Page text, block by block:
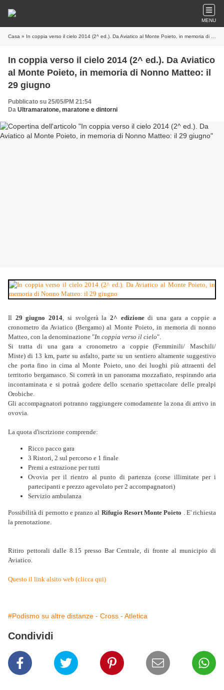
MENU
Casa » In coppia verso il cielo 2014 (2^ ed.). Da Aviatico al Monte Poieto, in memoria di Nonno Matteo: il 29 giugno
In coppia verso il cielo 2014 (2^ ed.). Da Aviatico
al Monte Poieto, in memoria di Nonno Matteo: il
29 giugno
Pubblicato su 25/05/PM 21:54
Da Ultramaratone, maratone e dintorni
Il 29 giugno 2014, si svolgerà la2^ edizionedi una gara a coppie a
cronometro da Aviatico (Bergamo) al Monte Poieto, in memoria di nonno
Matteo, con la denominazione "In coppia verso il cielo".
Si tratta di una gara a cronometro a coppie (Femminili/ Maschili/
Miste) di 13 km, parte su asfalto, parte su un sentiero altamente suggestivo
che porta fino in cima al Monte Poieto, uno dei luoghi più attraenti del
territorio bergamasco. Si correrà in un panorama mozzafiato, respirando aria
incontaminata e si potraà godere dello scenario spettacolare delle prealpi
Orobiche.
Gli accompagnatori potranno raggiungere comodamente la zona di arrivo in
ovovia.
La quota d'iscrizione comprende:
Ricco pacco gara
3 Ristori, 2 sul percorso e 1 finale
Premi a estrazione per tutti
Ovovia per il rientro al punto di partenza (corse illimitate per i
partecipanti e prezzo agevolato per 2 accompagnatori)
Servizio ambulanza
Possibilità di pernotto e pranzo al Rifugio Resort Monte Poieto . E' richiesta
la prenotazione.
Ritiro pettorali dalle 8.15 presso Bar Centrale, di fronte al municipio di
Aviatico.
Questo il link alsito web (clicca qui)
#Podismo su altre distanze - Cross - Atletica
Condividi